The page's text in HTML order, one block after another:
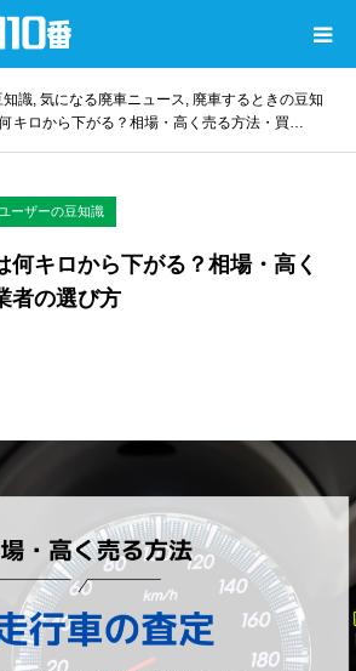
知識, 気になる廃車ニュース, 廃車するときの豆知
キロから下がる？相場・高く売る方法・買…
ーザーの豆知識
何キロから下がる？相場・高く
者の選び方
番